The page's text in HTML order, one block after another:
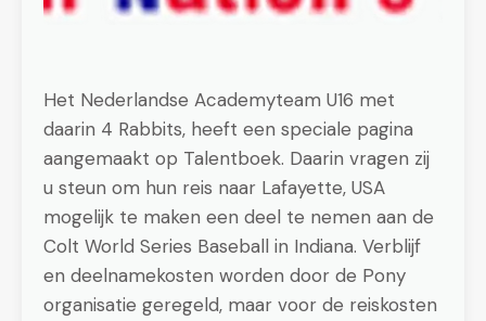
Het Nederlandse Academyteam U16 met
daarin 4 Rabbits, heeft een speciale pagina
aangemaakt op Talentboek. Daarin vragen zij
u steun om hun reis naar Lafayette, USA
mogelijk te maken een deel te nemen aan de
Colt World Series Baseball in Indiana. Verblijf
en deelnamekosten worden door de Pony
organisatie geregeld, maar voor de reiskosten